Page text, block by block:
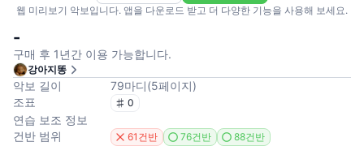
웹 미리보기 악보입니다. 앱을 다운로드 받고 더 다양한 기능을 사용해 보세요.
-
구매 후 1년간 이용 가능합니다.
강아지똥
악보 길이 79마디(5페이지)
조표
0
연습 보조 정보
건반 범위
61건반 76건반 88건반